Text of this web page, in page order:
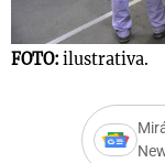
FOTO: ilustrativa.